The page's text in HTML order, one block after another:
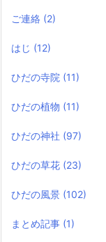
ご連絡 (2)
はじ (12)
ひだの寺院 (11)
ひだの植物 (11)
ひだの神社 (97)
ひだの草花 (23)
ひだの風景 (102)
まとめ記事 (1)